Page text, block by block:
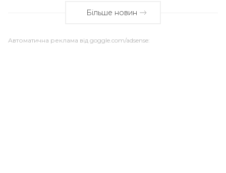
Більше новин
Автоматична реклама від goggle.com/adsense: